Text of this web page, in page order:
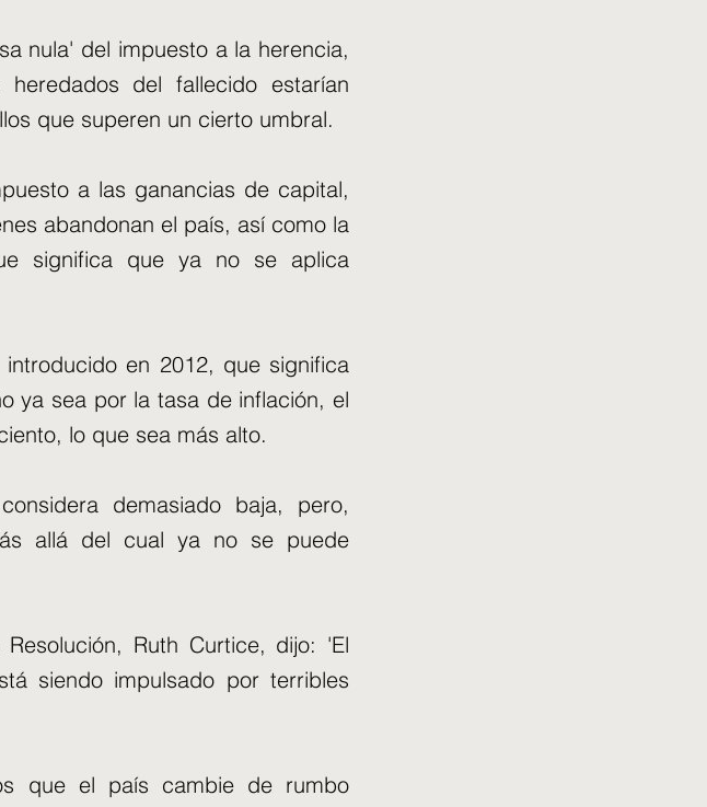
nula' del impuesto a la herencia,
del fallecido estarían
que superen un cierto umbral.
a las ganancias de capital,
abandonan el país, así como la
significa que ya no se aplica
en 2012, que significa
ya sea por la tasa de inflación, el
lo que sea más alto.
demasiado baja, pero,
allá del cual ya no se puede
Ruth Curtice, dijo: 'El
siendo impulsado por terribles
que el país cambie de rumbo